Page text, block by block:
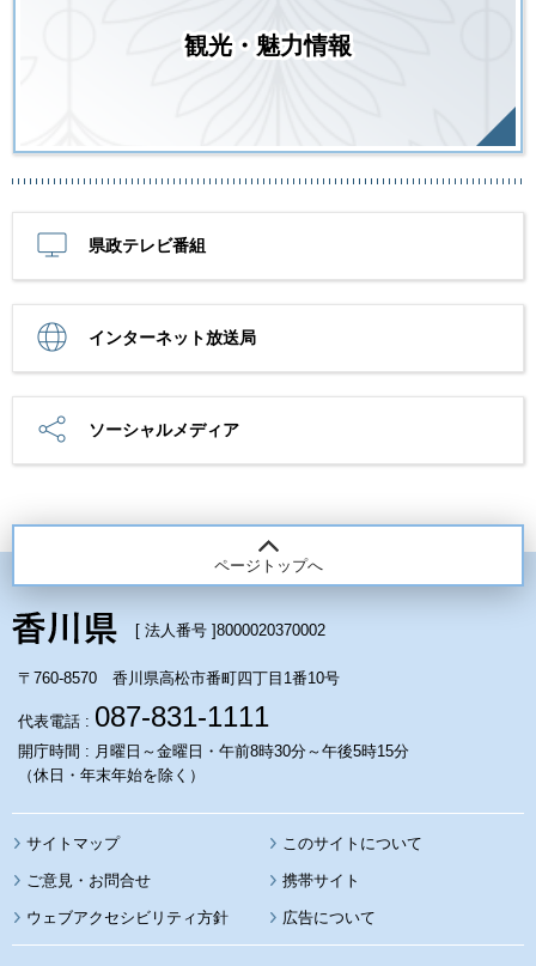
観光・魅力情報
県政テレビ番組
インターネット放送局
ソーシャルメディア
ページトップへ
[ 法人番号 ]8000020370002
〒760-8570 香川県高松市番町四丁目1番10号
代表電話 : 087-831-1111
開庁時間 : 月曜日～金曜日・午前8時30分～午後5時15分
（休日・年末年始を除く）
サイトマップ このサイトについて
携帯サイト
ウェブアクセシビリティ方針 広告について